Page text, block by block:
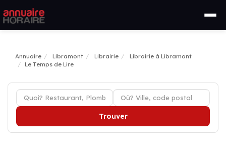
Annuaire Libramont Librairie
Librairie à Libramont
Le Temps de Lire
Trouver